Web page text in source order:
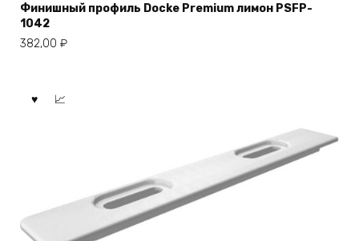
Финишный профиль Docke Premium лимон PSFP-
1042
382,00 ₽